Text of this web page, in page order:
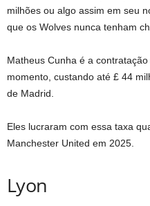
milhões ou algo assim em seu
que os Wolves nunca tenham
Matheus Cunha é a
momento, custando até £ 44
de Madrid.
Eles lucraram com essa taxa
Manchester United em 2025.
Lyon